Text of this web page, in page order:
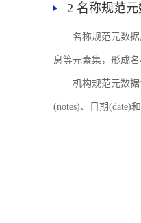
2 名称规范
名称规范元数
息等元素集，形成
机构规范元数
(notes)、日期(date)